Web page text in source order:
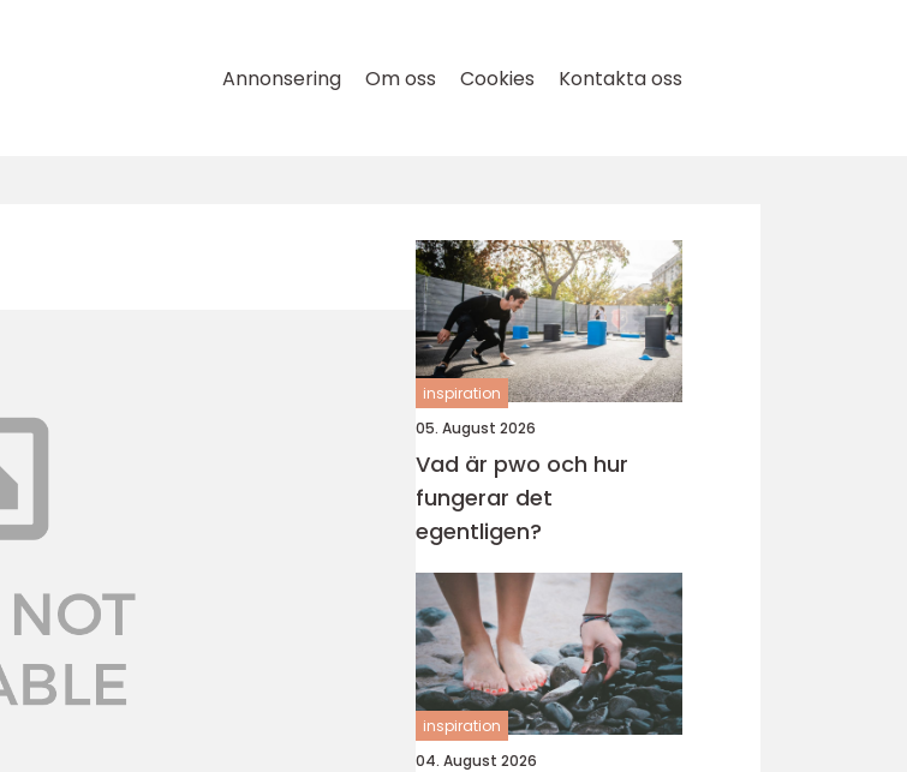
Annonsering Om oss Cookies Kontakta oss
inspiration
05. August 2026
Vad är pwo och hur
fungerar det
egentligen?
inspiration
04. August 2026